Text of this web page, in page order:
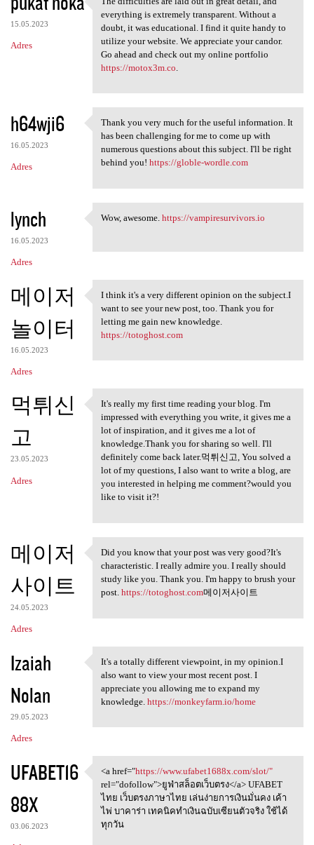
15.05.2023
Adres
The difficulties are laid out
everything is extremely transparent. Without a
doubt, it was educational. I find it quite handy to
utilize your website. We appreciate your candor.
Go ahead and check out my online portfolio
https://motox3m.co
h64wji6
16.05.2023
Adres
Thank you very much for the
Thank you very much for the useful information. It
has been challenging for me to come up with
numerous questions about this subject. I'll be right
behind you! https://globle-wordle.com
lynch
16.05.2023
Adres
Wow, awesome. https:/
Wow, awesome. https://vampiresurvivors.io
메이저
놀이터
16.05.2023
Adres
I think it's a very different
I think it's a very different opinion on the subject.I
want to see your new post, too. Thank you for
letting me gain new knowledge.
https://totoghost.com
먹튀신
고
23.05.2023
Adres
It's really my first time
It's really my first time reading your blog. I'm
impressed with everything you write, it gives me a
lot of inspiration, and it gives me a lot of
knowledge.Thank you for sharing so well. I'll
definitely come back later.먹튀신고, You solved a
lot of my questions, I also want to write a blog, are
you interested in helping me comment?would you
like to visit it?!
메이저
사이트
24.05.2023
Adres
Did you know that your post
Did you know that your post was very good?It's
characteristic. I really admire you. I really should
study like you. Thank you. I'm happy to brush your
post. https://totoghost.com메이저사이트
Izaiah
Nolan
29.05.2023
Adres
It's a totally different
It's a totally different viewpoint, in my opinion.I
also want to view your most recent post. I
appreciate you allowing me to expand my
knowledge. https://monkeyfarm.io/home
UFABET16
88X
03.06.2023
<a href="https://www
<a href="https://www.ufabet1688x.com/slot/"
rel="dofollow">ยูฟ่าสล็อตเว็บตรง</a> UFABET
ไทย เว็บตรงภาษาไทย เล่นง่ายการเงินมั่นคง เค้า
ไพ่ บาคาร่า เทคนิคทำเงินฉบับเซียนตัวจริง ใช้ได้
ทุกวัน